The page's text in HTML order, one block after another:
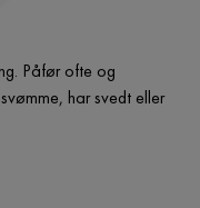
Påfør ofte og
har svedt eller